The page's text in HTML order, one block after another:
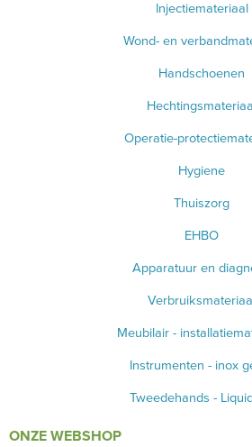
Injectiemateriaal
Wond- en
Handschoenen
Operatie-
Hygiene
Thuiszorg
EHBO
Apparatuur en
Meubilair -
Instrumenten - inox
Tweedehands -
ONZE WEBSHOP